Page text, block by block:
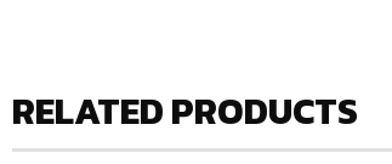
RELATED PRODUCTS